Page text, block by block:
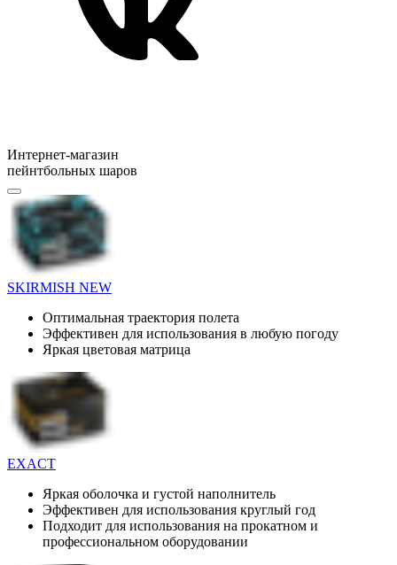
Интернет-магазин
пейнтбольных шаров
SKIRMISH NEW
Оптимальная траектория полета
Эффективен для использования в любую погоду
Яркая цветовая матрица
EXACT
Яркая оболочка и густой наполнитель
Эффективен для использования круглый год
Подходит для использования на прокатном и
профессиональном оборудовании